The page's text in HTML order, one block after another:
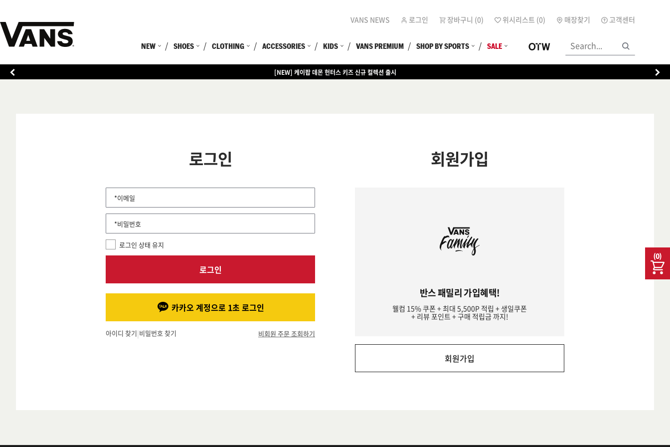
VANS NEWS 로그인 장바구니 (0) 위시리스트 (0) 매장찾기 고객센터
NEW SHOES CLOTHING ACCESSORIES KIDS VANS PREMIUM SHOP BY SPORTS SALE
(0)
[NEW] 케이팝 데몬 헌터스 키즈 신규 컬렉션 출시
로그인
*이메일
*비밀번호
로그인 상태 유지
로그인
카카오 계정으로 1초 로그인
아이디 찾기|비밀번호 찾기 비회원 주문 조회하기
회원가입
반스 패밀리 가입혜택!
웰컴 15% 쿠폰 + 최대 5,500P 적립 + 생일쿠폰
+ 리뷰 포인트 + 구매 적립금 까지!
회원가입